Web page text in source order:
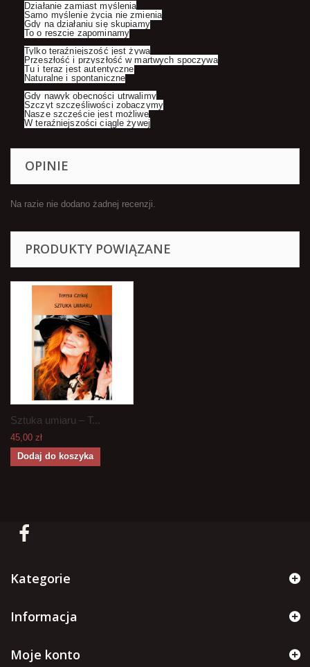
Działanie zamiast myślenia
Samo myślenie życia nie zmienia
Gdy na działaniu się skupiamy
To o reszcie zapominamy
Tylko teraźniejszość jest żywa
Przeszłość i przyszłość w martwych spoczywa
Tu i teraz jest autentyczne
Naturalne i spontaniczne
Gdy nawyk obecności utrwalimy
Szczyt szczęśliwości zobaczymy
Nasze szczęście jest możliwe
W teraźniejszości ciągle żywej
OPINIE
Na razie nie dodano żadnej recenzji.
PRODUKTY POWIĄZANE
Sztuka umiaru – T...
45,00 zł
Dodaj do koszyka
Kategorie
Informacja
Moje konto